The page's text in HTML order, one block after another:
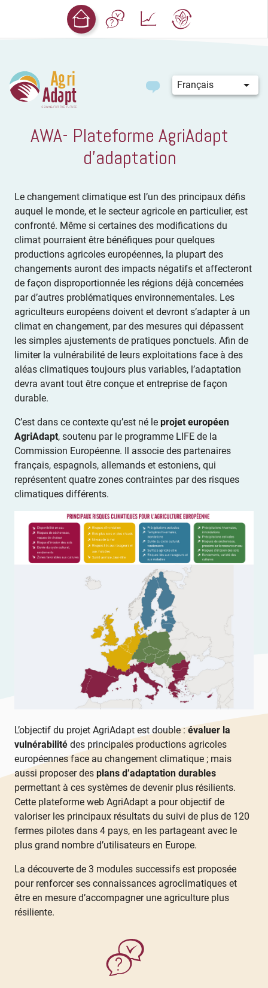
Français
AWA- Plateforme AgriAdapt
d’adaptation
Le changement climatique est l’un des principaux défis
auquel le monde, et le secteur agricole en particulier, est
confronté. Même si certaines des modifications du
climat pourraient être bénéfiques pour quelques
productions agricoles européennes, la plupart des
changements auront des impacts négatifs et affecteront
de façon disproportionnée les régions déjà concernées
par d’autres problématiques environnementales. Les
agriculteurs européens doivent et devront s’adapter à un
climat en changement, par des mesures qui dépassent
les simples ajustements de pratiques ponctuels. Afin de
limiter la vulnérabilité de leurs exploitations face à des
aléas climatiques toujours plus variables, l’adaptation
devra avant tout être conçue et entreprise de façon
durable.
C’est dans ce contexte qu’est né le projet européen
AgriAdapt, soutenu par le programme LIFE de la
Commission Européenne. Il associe des partenaires
français, espagnols, allemands et estoniens, qui
représentent quatre zones contraintes par des risques
climatiques différents.
L’objectif du projet AgriAdapt est double :évaluer la
vulnérabilité des principales productions agricoles
européennes face au changement climatique ; mais
aussi proposer des plans d’adaptation durables
permettant à ces systèmes de devenir plus résilients.
Cette plateforme web AgriAdapt a pour objectif de
valoriser les principaux résultats du suivi de plus de 120
fermes pilotes dans 4 pays, en les partageant avec le
plus grand nombre d’utilisateurs en Europe.
La découverte de 3 modules successifs est proposée
pour renforcer ses connaissances agroclimatiques et
être en mesure d’accompagner une agriculture plus
résiliente.